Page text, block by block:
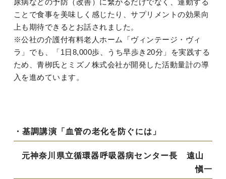
尿病などの予防（改善）に繋がるだけでなく、運動する
ことで食事を美味しく感じたり、サプリメントの効果向
上も期待できるとお話されました。
※公社の介護付有料老人ホーム「ヴィンテージ・ヴィ
ラ」でも、「1日8,000歩、うち早歩き20分」を実践する
ため、青栁氏とミズノ株式会社が開発した活動量計の導
入を進めています。
・基調講演「血管の老化を防ぐには」
元神奈川県立循環器呼吸器病センター長 遠山
愼一